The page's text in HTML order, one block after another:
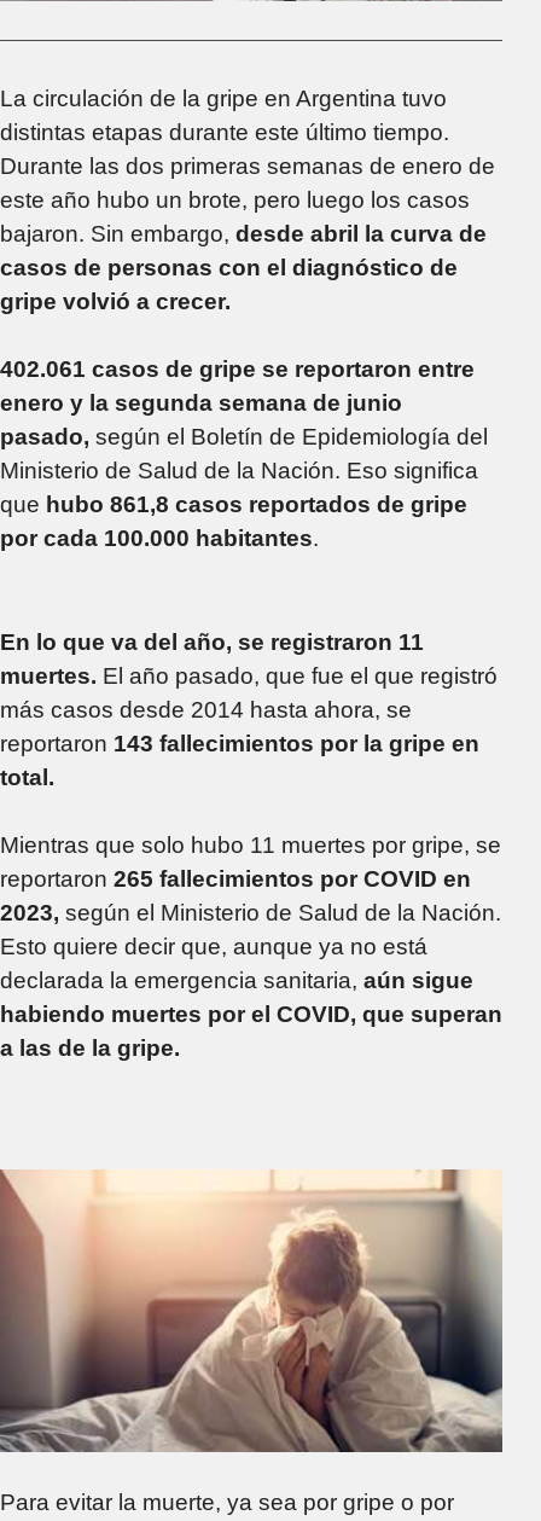
La circulación de la gripe en Argentina tuvo
distintas etapas durante este último tiempo.
Durante las dos primeras semanas de enero de
este año hubo un brote, pero luego los casos
bajaron. Sin embargo, desde abril la curva de
casos de personas con el diagnóstico de
gripe volvió a crecer.
402.061 casos de gripe se reportaron entre
enero y la segunda semana de junio
pasado, según el Boletín de Epidemiología del
Ministerio de Salud de la Nación. Eso significa
que hubo 861,8 casos reportados de gripe
por cada 100.000 habitantes.
En lo que va del año, se registraron 11
muertes. El año pasado, que fue el que registró
más casos desde 2014 hasta ahora, se
reportaron 143 fallecimientos por la gripe en
total.
Mientras que solo hubo 11 muertes por gripe, se
reportaron 265 fallecimientos por COVID en
2023, según el Ministerio de Salud de la Nación.
Esto quiere decir que, aunque ya no está
declarada la emergencia sanitaria, aún sigue
habiendo muertes por el COVID, que superan
a las de la gripe.
Para evitar la muerte, ya sea por gripe o por